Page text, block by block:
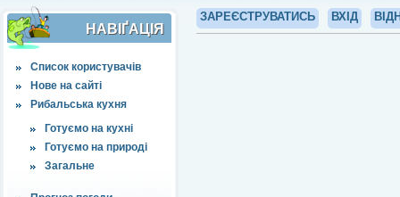
НАВІҐАЦІЯ
Список користувачів
Нове на сайті
Рибальська кухня
Готуємо на кухні
Готуємо на природі
Загальне
ЗАРЕЄСТРУВАТИСЬ ВХІД